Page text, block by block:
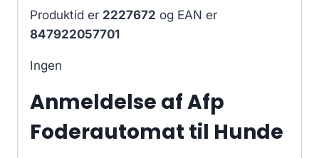
Produktid er 2227672 og EAN er
847922057701
Ingen
Anmeldelse af Afp
Foderautomat til Hunde